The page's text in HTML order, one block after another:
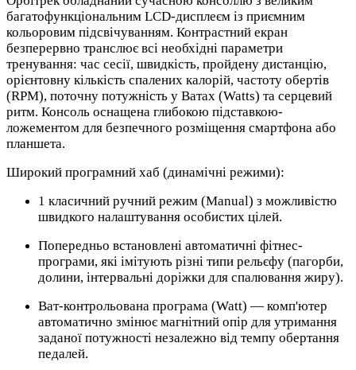
багатофункціональним LCD-дисплеєм із приємним
кольоровим підсвічуванням. Контрастний екран
безперервно транслює всі необхідні параметри
тренування: час сесії, швидкість, пройдену дистанцію,
орієнтовну кількість спалених калорій, частоту обертів
(RPM), поточну потужність у Ватах (Watts) та серцевий
ритм. Консоль оснащена глибокою підставкою-
ложементом для безпечного розміщення смартфона або
планшета.
Широкий програмний хаб (динамічні режими):
1 класичний ручний режим (Manual) з можливістю
швидкого налаштування особистих цілей.
Попередньо встановлені автоматичні фітнес-
програми, які імітують різні типи рельєфу (пагорби,
долини, інтервальні доріжки для спалювання жиру).
Ват-контрольована програма (Watt) — комп'ютер
автоматично змінює магнітний опір для утримання
заданої потужності незалежно від темпу обертання
педалей.